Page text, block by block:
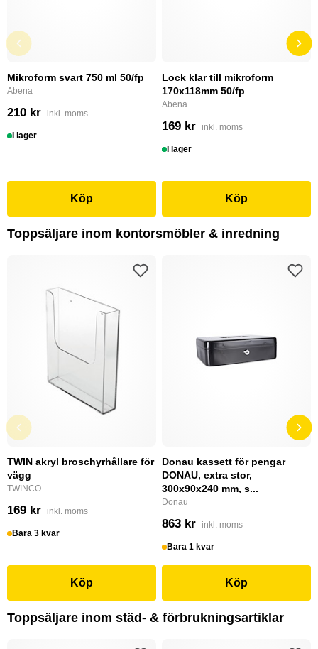
Mikroform svart 750 ml 50/fp
Abena
210 kr inkl. moms
I lager
Köp
Lock klar till mikroform
170x118mm 50/fp
Abena
169 kr inkl. moms
I lager
Köp
Toppsäljare inom kontorsmöbler & inredning
TWIN akryl broschyrhållare för
vägg
TWINCO
169 kr inkl. moms
Bara 3 kvar
Köp
Donau kassett för pengar
DONAU, extra stor,
300x90x240 mm, s...
Donau
863 kr inkl. moms
Bara 1 kvar
Köp
Toppsäljare inom städ- & förbrukningsartiklar